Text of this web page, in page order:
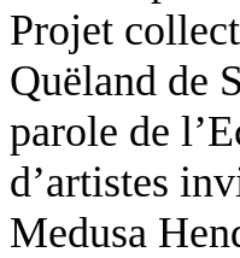
Projet
Quëland de
parole de
d’artistes
Medusa